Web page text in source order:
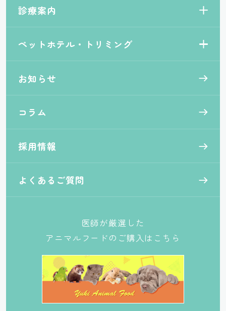
診療案内
ペットホテル・トリミング
お知らせ
コラム
採用情報
よくあるご質問
医師が厳選した
アニマルフードのご購入はこちら